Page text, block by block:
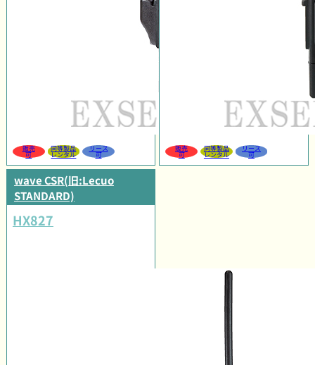
販売
可
同等製品
レンタル
リース
可
販売
可
同等製品
レンタル
リース
可
wave CSR(旧:Lecuo
STANDARD)
HX827